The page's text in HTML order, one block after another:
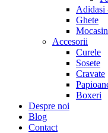
Adidasi
Ghete
Accesorii
Curele
Sosete
Cravate
Boxeri
Despre noi
Blog
Contact